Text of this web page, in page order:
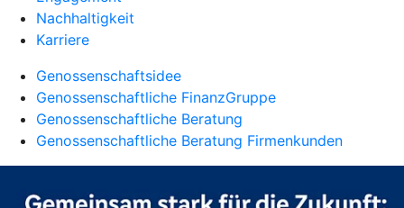
Nachhaltigkeit
Karriere
Genossenschaftsidee
Genossenschaftliche FinanzGruppe
Genossenschaftliche Beratung
Genossenschaftliche Beratung Firmenkunden